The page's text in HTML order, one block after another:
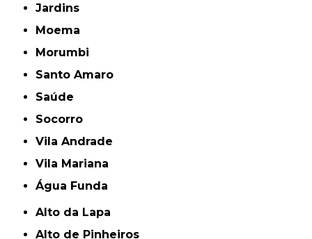
Jardins
Moema
Morumbi
Santo Amaro
Saúde
Socorro
Vila Andrade
Vila Mariana
Água Funda
Alto da Lapa
Alto de Pinheiros